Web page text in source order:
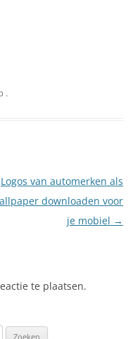
.
Logos van automerken als
downloaden voor
je mobiel →
te plaatsen.